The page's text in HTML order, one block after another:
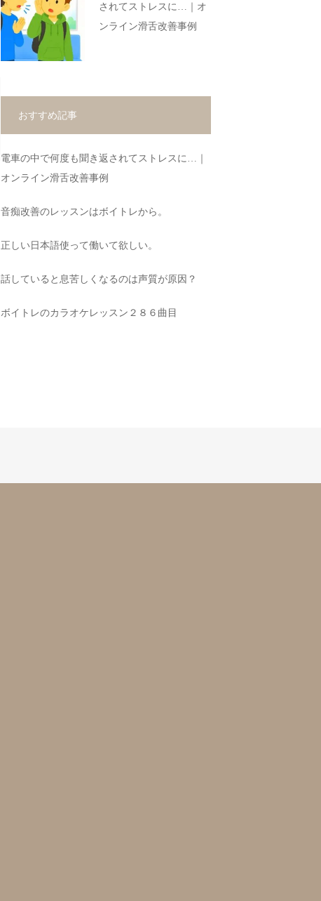
されてストレスに…｜オ
ンライン滑舌改善事例
おすすめ記事
電車の中で何度も聞き返されてストレスに…｜
オンライン滑舌改善事例
音痴改善のレッスンはボイトレから。
正しい日本語使って働いて欲しい。
話していると息苦しくなるのは声質が原因？
ボイトレのカラオケレッスン２８６曲目